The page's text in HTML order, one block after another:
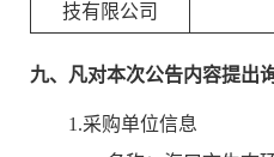
技有限公司
九、凡对本次公告内容提出
1.采购单位信息